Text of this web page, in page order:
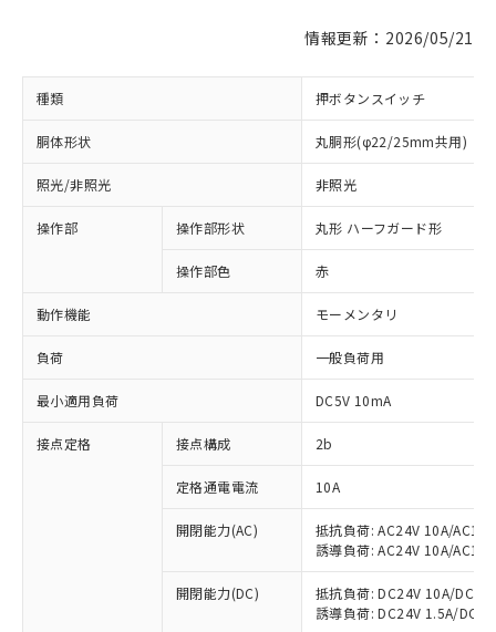
情報更新：2026/05/21
種類 押ボタンスイッチ
胴体形状 丸胴形(φ22/25mm共用)
照光/非照光 非照光
操作部 操作部形状 丸形 ハーフガード形
操作部色 赤
動作機能 モーメンタリ
負荷 一般負荷用
最小適用負荷 DC5V 10mA
接点定格 接点構成 2b
定格通電電流 10A
開閉能力(AC)
抵抗負荷: AC24V 10A/
誘導負荷: AC24V 10A/
開閉能力(DC)
抵抗負荷: DC24V 10A/
誘導負荷: DC24V 1.5A/
※1 対応状況
対応済み：EU RoHS指令（10物質）の
非含有に対応した製品が提供可能な商品で
対応予定：EU RoHS指令（10物質）の非含